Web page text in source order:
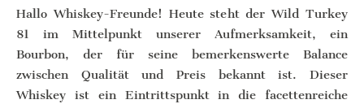
Hallo Whiskey-Freunde! Heute steht der Wild Turkey
81 im Mittelpunkt unserer Aufmerksamkeit, ein
Bourbon, der für seine bemerkenswerte Balance
zwischen Qualität und Preis bekannt ist. Dieser
Whiskey ist ein Eintrittspunkt in die facettenreiche